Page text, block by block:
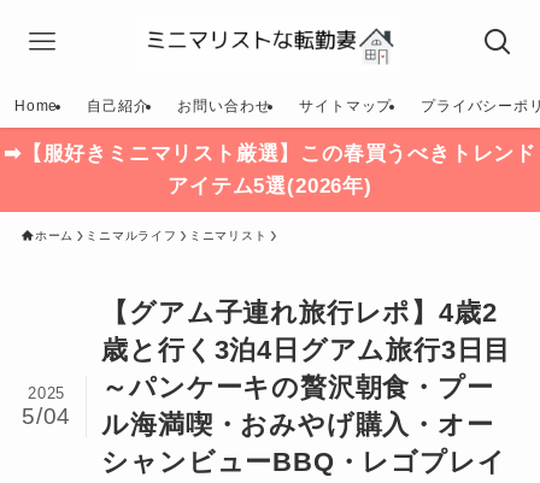
Home 自己紹介 お問い合わせ サイトマップ プライバシーポ
➡【服好きミニマリスト厳選】この春買うべきトレンド
アイテム5選(2026年)
ホーム ミニマルライフ ミニマリスト
【グアム子連れ旅行レポ】4歳2
歳と行く3泊4日グアム旅行3日目
～パンケーキの贅沢朝食・プー
ル海満喫・おみやげ購入・オー
シャンビューBBQ・レゴプレイ
2025
5/04